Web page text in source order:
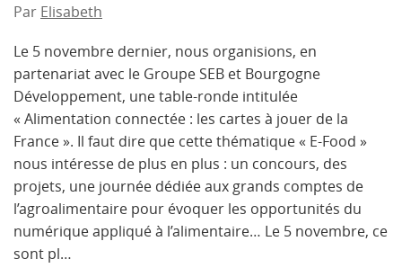
Par Elisabeth
Le 5 novembre dernier, nous organisions, en
partenariat avec le Groupe SEB et Bourgogne
Développement, une table-ronde intitulée
« Alimentation connectée : les cartes à jouer de la
France ». Il faut dire que cette thématique « E-Food »
nous intéresse de plus en plus : un concours, des
projets, une journée dédiée aux grands comptes de
l’agroalimentaire pour évoquer les opportunités du
numérique appliqué à l’alimentaire… Le 5 novembre, ce
sont pl…